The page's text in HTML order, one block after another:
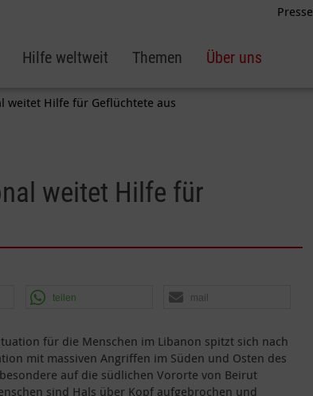
Presse
Hilfe weltweit Themen Über uns
weitet Hilfe für Geflüchtete aus
weitet Hilfe für
teilen mail
für die Menschen im Libanon spitzt sich nach
mit massiven Angriffen im Süden und Osten des
auf die südlichen Vororte von Beirut
sind Hals über Kopf aufgebrochen und